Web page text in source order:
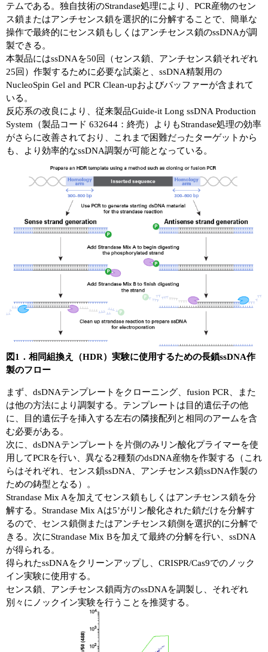
テムである。独自技術のStrandase処理により、PCR産物のセン
ス鎖またはアンチセンス鎖を選択的に分解することで、簡単な
操作で最終的にセンス鎖もしくはアンチセンス鎖のssDNAが調
製できる。
本製品にはssDNAを50回（センス鎖、アンチセンス鎖それぞれ
25回）作製するために必要な試薬と、ssDNA精製用の
NucleoSpin Gel and PCR Clean-upおよびバッファーが含まれて
いる。
反応系の改良により、従来製品Guide-it Long ssDNA Production
System（製品コード 632644：終売）よりもStrandase処理の効率
がさらに改善されており、これまで困難だったターゲットから
も、より効率的なssDNA調製が可能となっている。
図1．相同組換え（HDR）実験に使用するための長鎖ssDNA作
製のフロー
まず、dsDNAテンプレートをクローニング、fusion PCR、また
は他の方法により調製する。テンプレートは目的遺伝子の他
に、目的遺伝子を挿入する左右の隣接配列と相同のアームを含
む必要がある。
次に、dsDNAテンプレートを片側のみリン酸化プライマーを使
用してPCRを行い、異なる2種類のdsDNA産物を作製する（これ
らはそれぞれ、センス鎖ssDNA、アンチセンス鎖ssDNA作製の
ための鋳型となる）。
Strandase Mix Aを加えてセンス鎖もしくはアンチセンス鎖を分
解する。Strandase Mix Aは5’がリン酸化された鎖だけを分解す
るので、センス鎖側またはアンチセンス鎖側を選択的に分解で
きる。次にStrandase Mix Bを加えて最終の分解を行い、ssDNA
が得られる。
得られたssDNAをクリーンアップし、CRISPR/Cas9でのノック
イン実験に使用する。
センス鎖、アンチセンス鎖両方のssDNAを調製し、それぞれ
別々にノックイン実験を行うことを推奨する。